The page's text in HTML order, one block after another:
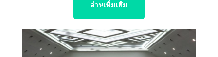
อ่านเพิ่มเติม